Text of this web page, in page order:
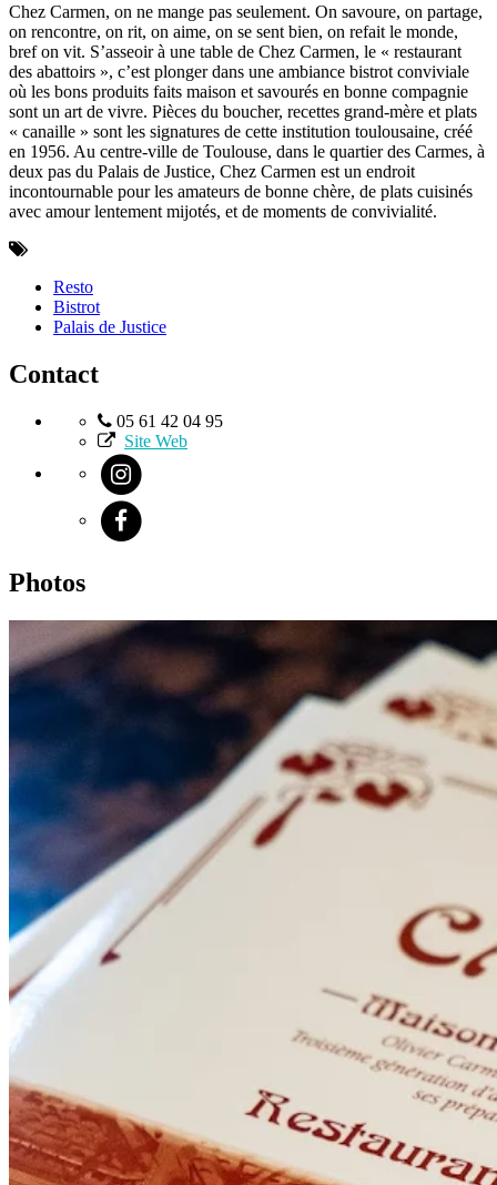
Chez Carmen, on ne mange pas seulement. On savoure, on partage,
on rencontre, on rit, on aime, on se sent bien, on refait le monde,
bref on vit. S’asseoir à une table de Chez Carmen, le « restaurant
des abattoirs », c’est plonger dans une ambiance bistrot conviviale
où les bons produits faits maison et savourés en bonne compagnie
sont un art de vivre. Pièces du boucher, recettes grand-mère et plats
« canaille » sont les signatures de cette institution toulousaine, créé
en 1956. Au centre-ville de Toulouse, dans le quartier des Carmes, à
deux pas du Palais de Justice, Chez Carmen est un endroit
incontournable pour les amateurs de bonne chère, de plats cuisinés
avec amour lentement mijotés, et de moments de convivialité.
Resto
Bistrot
Palais de Justice
Contact
05 61 42 04 95
Site Web
Photos